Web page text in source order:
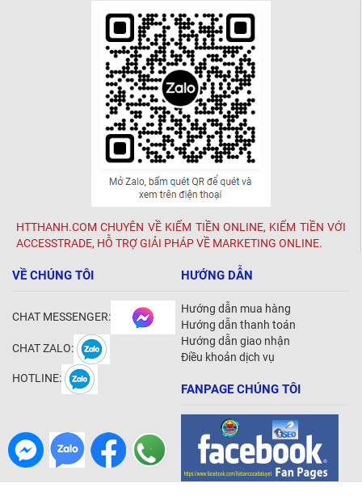
HTTHANH.COM CHUYÊN VỀ KIẾM TIỀN ONLINE, KIẾM TIỀN VỚI
ACCESSTRADE, HỖ TRỢ GIẢI PHÁP VỀ MARKETING ONLINE.
VỀ CHÚNG TÔI
CHAT MESSENGER:
CHAT ZALO:
HOTLINE:
HƯỚNG DẪN
Hướng dẫn mua hàng
Hướng dẫn thanh toán
Hướng dẫn giao nhận
Điều khoản dịch vụ
FANPAGE CHÚNG TÔI